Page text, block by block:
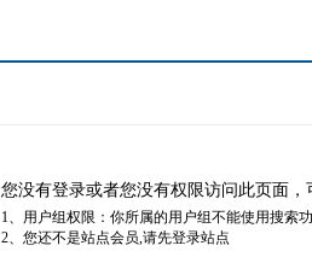
您没有登录或者您没有权限访问此页面
1、用户组权限：你所属的用户组不能使用搜索
2、您还不是站点会员,请先登录站点